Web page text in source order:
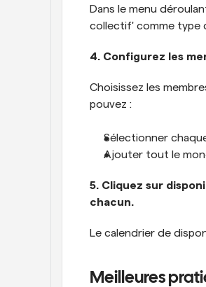
Dans le menu
collectif' comme type
4. Configurez les
Choisissez les
pouvez :
Sélectionner
Ajouter tout le
5. Cliquez sur
chacun.
Le calendrier de
Meilleures